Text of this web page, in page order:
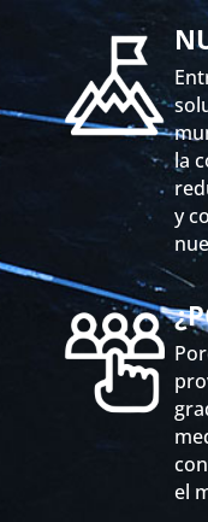
la
y
el